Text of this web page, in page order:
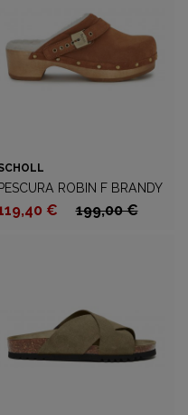
ROBIN F BRANDY
€ 199,00 €